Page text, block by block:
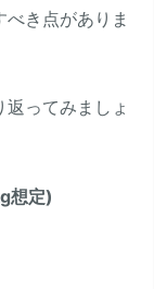
べき点がありま
ってみましょ
想定)